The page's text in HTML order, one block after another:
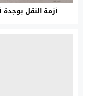
أزمة النقل بوجدة